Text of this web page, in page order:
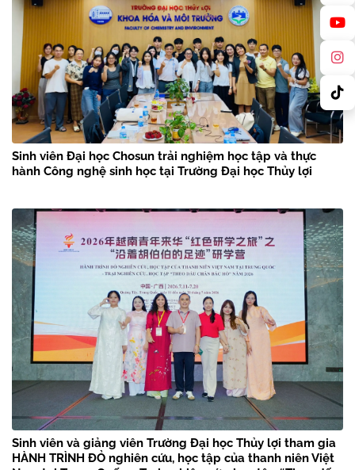
Sinh viên Đại học Chosun trải nghiệm học tập và thực
hành Công nghệ sinh học tại Trường Đại học Thủy lợi
Sinh viên và giảng viên Trường Đại học Thủy lợi tham gia
HÀNH TRÌNH ĐỎ nghiên cứu, học tập của thanh niên Việt